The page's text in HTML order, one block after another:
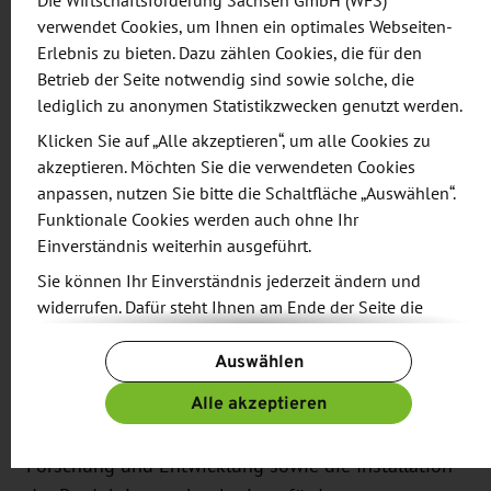
Anwendungen entwickelt wurden und aufgrund
ihrer einzigartigen Eigenschaften so bisher nicht
möglich waren - ultraleicht, flexibel und wirklich
umweltfreundlich. HeliaSol ®ist eine
gebrauchsfertige Lösung, die sich auch ideal zur
Nachrüstung bestehender Gebäudestrukturen
eignet. HeliaFilm ®ist eine maßgeschneiderte
Solarfolie für Unternehmen der Bau- und
Baustoffindustrie zur Integration in ihre Fassaden-
oder Dachsystemprodukte.
Heliatek beschäftigt derzeit rund 150 Mitarbeiter
an den deutschen Standorten Dresden und
Ulm. Der Freistaat Sachsen, die Bundesrepublik
Forschung und Entwicklung sowie die Installation
verwendet Cookies, um Ihnen ein optimales Webseiten-
Erlebnis zu bieten. Dazu zählen Cookies, die für den
Betrieb der Seite notwendig sind sowie solche, die
lediglich zu anonymen Statistikzwecken genutzt werden.
Klicken Sie auf „Alle akzeptieren“, um alle Cookies zu
akzeptieren. Möchten Sie die verwendeten Cookies
anpassen, nutzen Sie bitte die Schaltfläche „Auswählen“.
Funktionale Cookies werden auch ohne Ihr
Einverständnis weiterhin ausgeführt.
Sie können Ihr Einverständnis jederzeit ändern und
widerrufen. Dafür steht Ihnen am Ende der Seite die
Verfügung.
Weitere Informationen finden Sie in unseren
Datenschutzbestimmungenund ergänzend in unserem
Auswählen
Alle akzeptieren